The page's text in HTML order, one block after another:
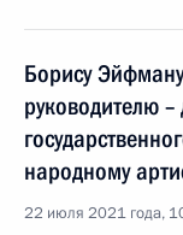
Борису
руководителю –
народному
22 июля 2021 года,